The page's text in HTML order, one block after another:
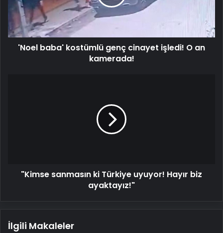
işledi!
kamerada!
'Noel baba' kostümlü genç cinayet işledi! O an
kamerada!
"Kimse sanmasın ki Türkiye uyuyor! Hayır biz
ayaktayız!"
İlgili Makaleler